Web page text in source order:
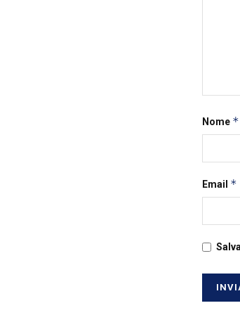
Nome *
Email *